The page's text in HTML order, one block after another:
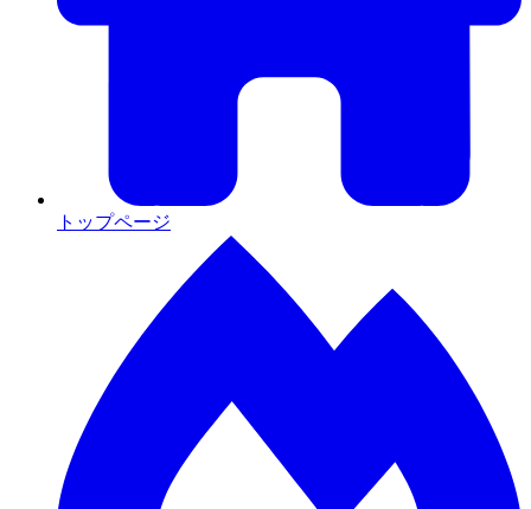
トップページ